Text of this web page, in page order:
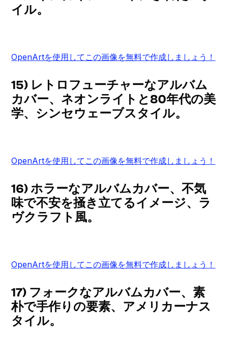
イル。
OpenArtを使用してこの画像を無料で作成しましょう！
15) レトロフューチャーなアルバム
カバー、ネオンライトと80年代の美
学、シンセウェーブスタイル。
OpenArtを使用してこの画像を無料で作成しましょう！
16) ホラーなアルバムカバー、不気
味で不安を掻き立てるイメージ、ラ
ヴクラフト風。
OpenArtを使用してこの画像を無料で作成しましょう！
17) フォークなアルバムカバー、素
朴で手作りの要素、アメリカーナス
タイル。